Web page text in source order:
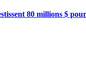
80 millions $